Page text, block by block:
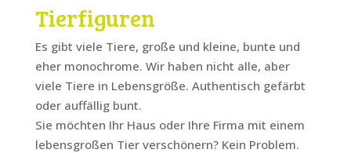
Tierfiguren
Es gibt viele Tiere, große und kleine, bunte und
eher monochrome. Wir haben nicht alle, aber
viele Tiere in Lebensgröße. Authentisch gefärbt
oder auffällig bunt.
Sie möchten Ihr Haus oder Ihre Firma mit einem
lebensgroßen Tier verschönern? Kein Problem.